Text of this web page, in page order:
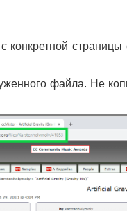
файла. Не